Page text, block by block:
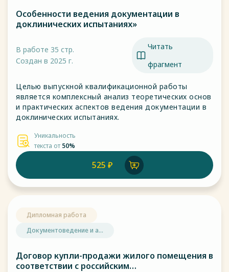
Особенности ведения документации в
доклинических испытаниях»
В работе 35 стр.
Создан в 2025 г.
Читать
фрагмент
Целью выпускной квалификационной работы
является комплексный анализ теоретических основ
и практических аспектов ведения документации в
доклинических испытаниях.
Уникальность
текста от 50%
525 ₽
Дипломная работа
Документоведение и а...
Договор купли-продажи жилого помещения в
соответствии с российским